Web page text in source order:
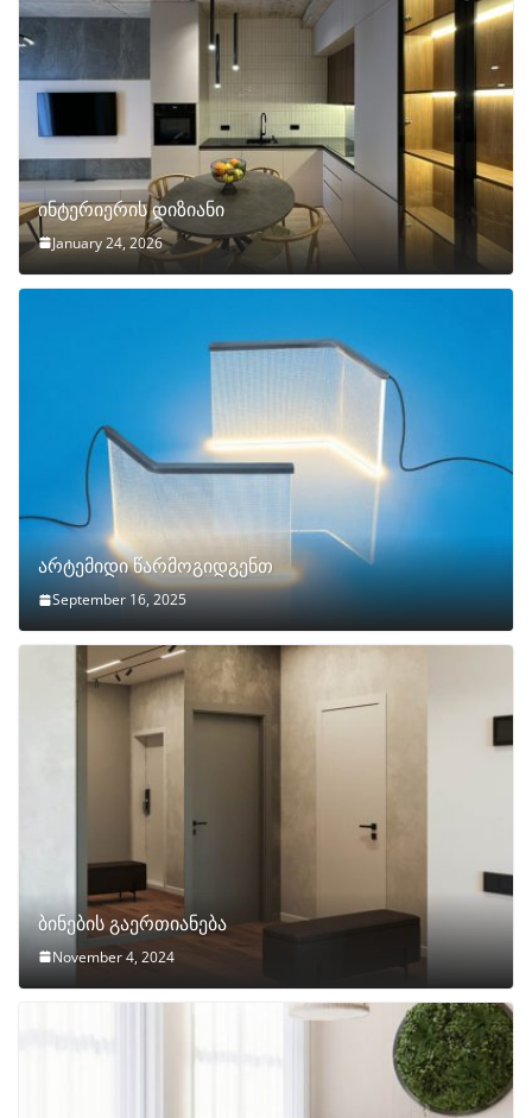
ინტერიერის დიზიანი
January 24, 2026
არტემიდი წარმოგიდგენთ
September 16, 2025
ბინების გაერთიანება
November 4, 2024